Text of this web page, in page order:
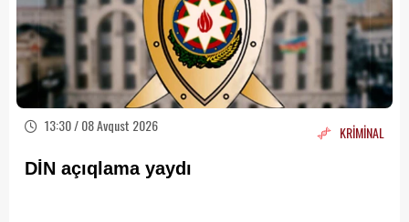
13:30 / 08 Avqust 2026 KRİMİNAL
DİN açıqlama yaydı